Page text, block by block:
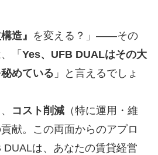
造』
を変える？」――その
「 Yes、UFB DUALはその大
めている 」と言えるでしょ
コスト削減（特に運用・維
献。この両面からのアプロ
DUALは、あなたの賃貸経営